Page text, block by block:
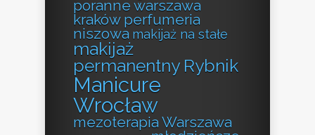
poranne warszawa
kraków perfumeria
niszowa makijaż na stałe
makijaż
permanentny Rybnik
Manicure
Wrocław
mezoterapia Warszawa